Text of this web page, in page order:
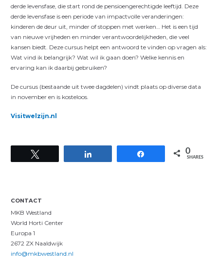
derde levensfase, die start rond de pensioengerechtigde leeftijd. Deze
derde levensfase is een periode van impactvolle veranderingen:
kinderen de deur uit, minder of stoppen met werken… Het is een tijd
van nieuwe vrijheden en minder verantwoordelijkheden, die veel
kansen biedt. Deze cursus helpt een antwoord te vinden op vragen als:
Wat vind ik belangrijk? Wat wil ik gaan doen? Welke kennis en
ervaring kan ik daarbij gebruiken?
De cursus (bestaande uit twee dagdelen) vindt plaats op diverse data
in november en is kosteloos.
Visitwelzijn.nl
0
SHARES
CONTACT
MKB Westland
World Horti Center
Europa 1
2672 ZX Naaldwijk
info@mkbwestland.nl